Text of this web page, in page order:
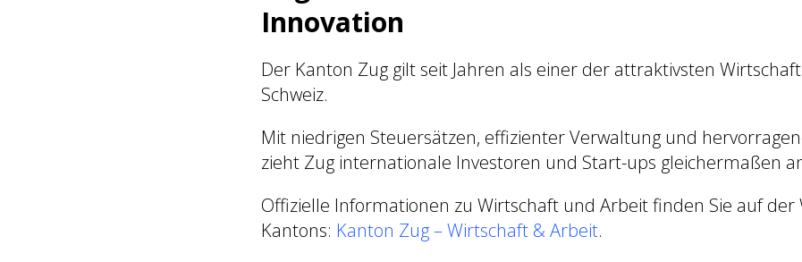
Innovation
Der Kanton Zug gilt seit Jahren als einer der attraktivsten
Schweiz.
Mit niedrigen Steuersätzen, effizienter Verwaltung und
zieht Zug internationale Investoren und Start-ups gleichermaßen
Offizielle Informationen zu Wirtschaft und Arbeit finden Sie auf der
Kantons: Kanton Zug – Wirtschaft & Arbeit.